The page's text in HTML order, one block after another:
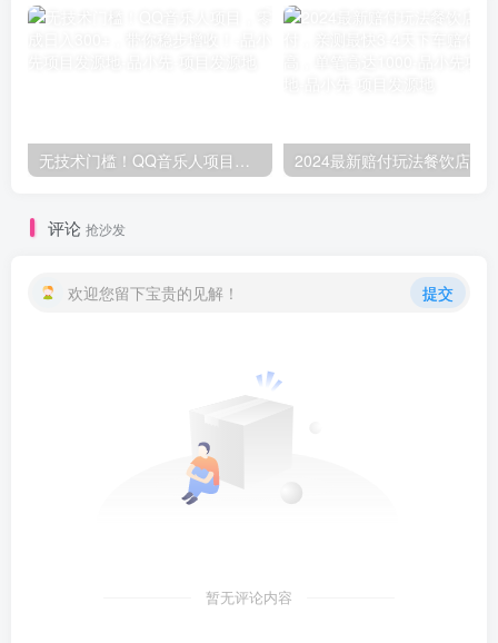
无技术门槛！QQ音乐人项目，零成日入300+，带你稳步增收！-品小先项目发源地
评论 抢沙发
欢迎您留下宝贵的见解！ 提交
暂无评论内容